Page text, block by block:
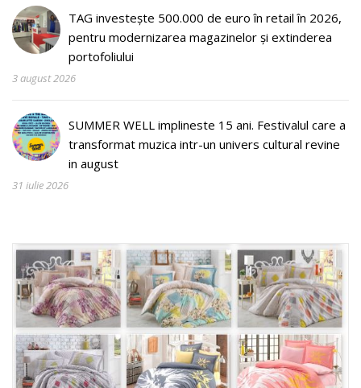
TAG investește 500.000 de euro în retail în 2026,
pentru modernizarea magazinelor și extinderea
portofoliului
3 august 2026
SUMMER WELL implineste 15 ani. Festivalul care a
transformat muzica intr-un univers cultural revine
in august
31 iulie 2026